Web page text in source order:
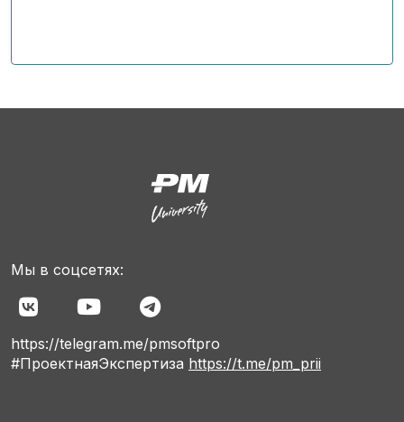
Мы в соцсетях:
https://telegram.me/pmsoftpro
#ПроектнаяЭкспертиза https://t.me/pm_prii